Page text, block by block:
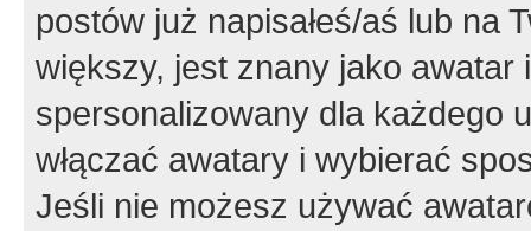
postów już napisałeś/aś lub na
większy, jest znany jako
spersonalizowany dla każdego
włączać awatary i wybierać
Jeśli nie możesz używać